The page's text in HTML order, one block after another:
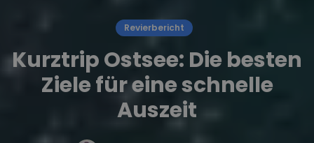
Revierbericht
Kurztrip Ostsee: Die besten
Ziele für eine schnelle
Auszeit